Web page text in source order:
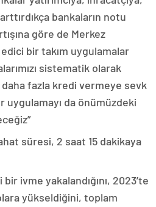
bankaların notu
göre de Merkez
bir takım uygulamalar
sistematik olarak
daha fazla kredi vermeye sevk
uygulamayı da önümüzdeki
süresi, 2 saat 15 dakikaya
ivme yakalandığını, 2023’te
yükseldiğini, toplam